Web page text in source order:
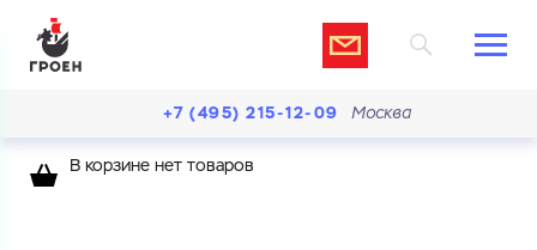
+7 (495) 215-12-09 Москва
В корзине нет товаров